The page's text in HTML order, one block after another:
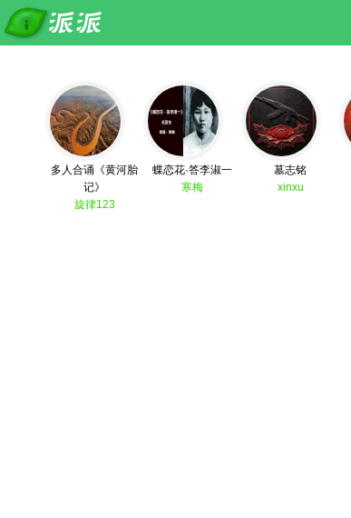
多人合诵《黄河胎
记》
旋律123
蝶恋花·答李淑一
寒梅
墓志铭
xinxu